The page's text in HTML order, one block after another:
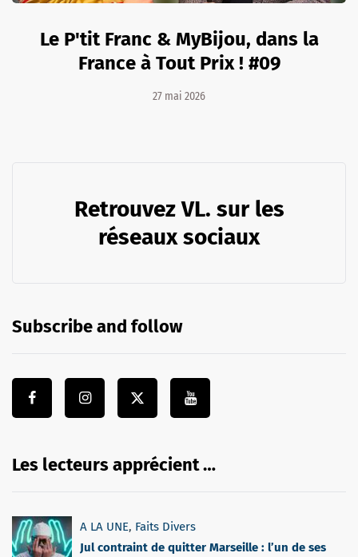
Le P'tit Franc & MyBijou, dans la
France à Tout Prix ! #09
27 mai 2026
Retrouvez VL. sur les
réseaux sociaux
Subscribe and follow
Les lecteurs apprécient …
A LA UNE, Faits Divers
Jul contraint de quitter Marseille : l’un de ses